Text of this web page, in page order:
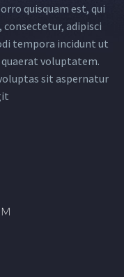
quisquam est, qui
adipisci
tempora incidunt ut
voluptatem.
sit aspernatur